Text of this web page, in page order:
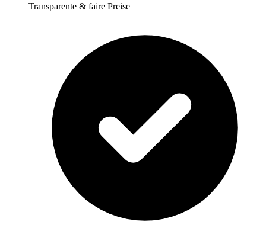
Transparente & faire Preise